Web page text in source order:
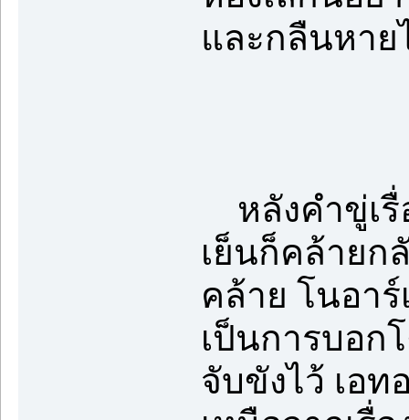
และกลืนหา
หลังคำขู่เรื่
เย็นก็คล้ายก
คล้าย โนอา
เป็นการบอก
จับขังไว้ เอ